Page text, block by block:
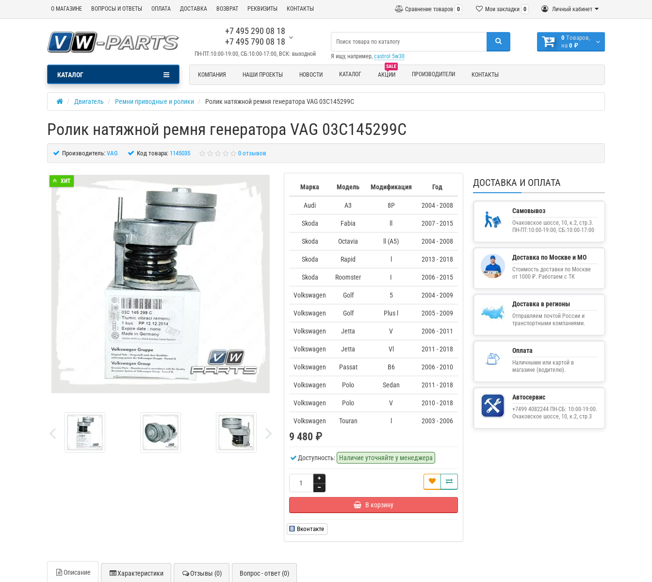
О МАГАЗИНЕ ВОПРОСЫ И ОТВЕТЫ ОПЛАТА ДОСТАВКА ВОЗВРАТ РЕКВИЗИТЫ КОНТАКТЫ Личный кабинет
Мои закладки 0
Сравнение товаров 0
+7 495 290 08 18
+7 495 790 08 18
ПН-ПТ:10:00-19:00, СБ:10:00-17:00, ВСК: выходной
0 Tоваров,
на 0 ₽
Я ищу, например, castrol 5w30
КАТАЛОГ КОМПАНИЯ НАШИ ПРОЕКТЫ НОВОСТИ КАТАЛОГ
SALE
АКЦИИ ПРОИЗВОДИТЕЛИ КОНТАКТЫ
Двигатель Ремни приводные и ролики Ролик натяжной ремня генератора VAG 03C145299C
Ролик натяжной ремня генератора VAG 03C145299C
Производитель: VAG Код товара: 1145035 0 отзывов
ХИТ
Марка Модель Модификация Год
Audi A3 8P 2004 - 2008
Skoda Fabia 2007 - 2015
Skoda Octavia ll (A5) 2004 - 2008
Skoda Rapid 2013 - 2018
Skoda Roomster I 2006 - 2015
Volkswagen Golf 5 2004 - 2009
Volkswagen Golf Plus l 2005 - 2009
Volkswagen Jetta V 2006 - 2011
Volkswagen Jetta Vl 2011 - 2018
Volkswagen Passat B6 2006 - 2010
Volkswagen Polo Sedan 2011 - 2018
Volkswagen Polo V 2010 - 2018
Volkswagen Touran 2003 - 2006
9 480 ₽
Доступность: Наличие уточняйте у менеджера
В корзину
Вконтакте
ДОСТАВКА И ОПЛАТА
Самовывоз
Очаковское шоссе, 10, к.2, стр.3.
ПН-ПТ:10:00-19:00, СБ:10:00-17:00
Доставка по Москве и МО
Стоимость доставки по Москве
от 1000 ₽. Работаем с ТК
Доставка в регионы
Отправляем почтой России и
транспортными компаниями.
Оплата
Наличными или картой в
магазине (водителю).
Автосервис
+7499 4082244 ПН-СБ: 10:00-19:00.
Очаковское шоссе, 10, к.2, стр.3
Описание Характеристики Отзывы (0) Вопрос - ответ (0)